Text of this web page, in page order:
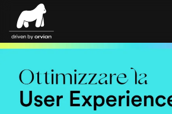
Skip to main content